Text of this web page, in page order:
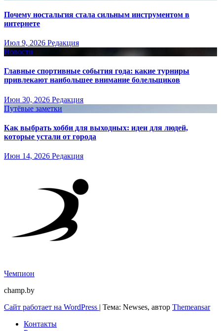
Почему ностальгия стала сильным инструментом в
интернете
Июл 9, 2026 Редакция
Новости
Главные спортивные события года: какие турниры
привлекают наибольшее внимание болельщиков
Июн 30, 2026 Редакция
Путёвые заметки
Как выбрать хобби для выходных: идеи для людей,
которые устали от города
Июн 14, 2026 Редакция
Чемпион
champ.by
Сайт работает на WordPress | Тема: Newses, автор Themeansar
Контакты